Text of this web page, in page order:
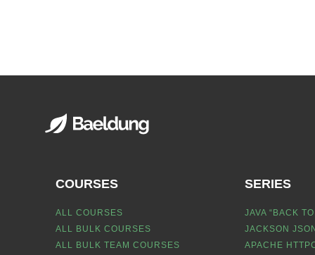
COURSES
ALL COURSES
ALL BULK COURSES
ALL BULK TEAM COURSES
SERIES
JAVA “BACK
JACKSON
APACHE